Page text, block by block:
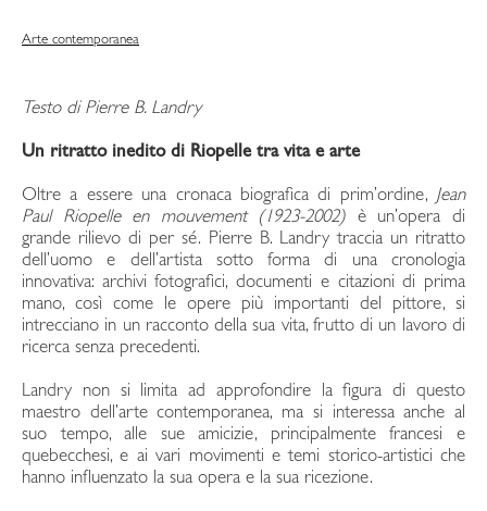
Arte contemporanea
Testo di Pierre B. Landry
Un ritratto inedito di Riopelle tra vita e arte
Oltre a essere una cronaca biografica di prim’ordine, Jean
Paul Riopelle en mouvement (1923-2002) è un’opera di
grande rilievo di per sé. Pierre B. Landry traccia un ritratto
dell’uomo e dell’artista sotto forma di una cronologia
innovativa: archivi fotografici, documenti e citazioni di prima
mano, così come le opere più importanti del pittore, si
intrecciano in un racconto della sua vita, frutto di un lavoro di
ricerca senza precedenti.
Landry non si limita ad approfondire la figura di questo
maestro dell’arte contemporanea, ma si interessa anche al
suo tempo, alle sue amicizie, principalmente francesi e
quebecchesi, e ai vari movimenti e temi storico-artistici che
hanno influenzato la sua opera e la sua ricezione.